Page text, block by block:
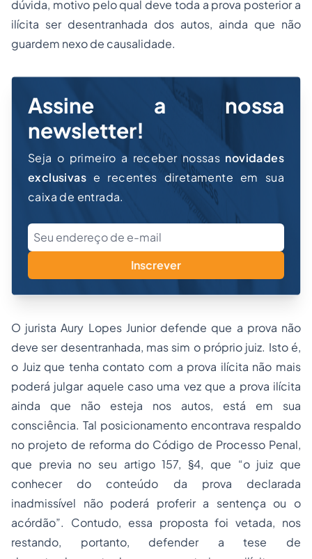
dúvida, motivo pelo qual deve toda a prova posterior a
ilícita ser desentranhada dos autos, ainda que não
guardem nexo de causalidade.
Assine a nossa
newsletter!
Seja o primeiro a receber nossas novidades
exclusivas e recentes diretamente em sua
caixa de entrada.
Inscrever
O jurista Aury Lopes Junior defende que a prova não
deve ser desentranhada, mas sim o próprio juiz. Isto é,
o Juiz que tenha contato com a prova ilícita não mais
poderá julgar aquele caso uma vez que a prova ilícita
ainda que não esteja nos autos, está em sua
consciência. Tal posicionamento encontrava respaldo
no projeto de reforma do Código de Processo Penal,
que previa no seu artigo 157, §4, que “o juiz que
conhecer do conteúdo da prova declarada
inadmissível não poderá proferir a sentença ou o
acórdão”. Contudo, essa proposta foi vetada, nos
restando, portanto, defender a tese de